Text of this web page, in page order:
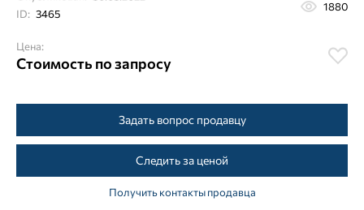
ID: 3465
1880
Цена:
Стоимость по запросу
Задать вопрос продавцу
Следить за ценой
Получить контакты продавца